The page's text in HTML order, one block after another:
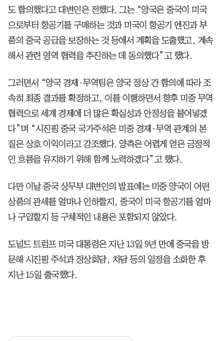
도 합의했다고 대변인은 전했다. 그는 “양국은 중국이 미국
으로부터 항공기를 구매하는 것과 미국이 항공기 엔진과 부
품의 중국 공급을 보장하는 것 등에서 계획을 도출했고, 계속
해서 관련 영역 협력을 추진하는 데 동의했다”고 했다.
그러면서 “양국 경제·무역팀은 양국 정상 간 합의에 따라 조
속히 최종 결과를 확정하고, 이를 이행하면서 향후 미중 무역
협력으로 세계 경제에 더 많은 확실성과 안정성을 불어넣겠
다”며 “시진핑 중국 국가주석은 미중 경제·무역 관계의 본
질은 상호 이익이라고 강조했다. 양측은 어렵게 얻은 긍정적
인 흐름을 유지하기 위해 함께 노력하겠다”고 했다.
다만 이날 중국 상무부 대변인의 발표에는 미중 양국이 어떤
상품의 관세를 얼마나 인하할지, 중국이 미국 항공기를 얼마
나 구입할지 등 구체적인 내용은 포함되지 않았다.
도널드 트럼프 미국 대통령은 지난 13일 9년 만에 중국을 방
문해 시진핑 주석과 정상회담, 차담 등의 일정을 소화한 후
지난 15일 출국했다.